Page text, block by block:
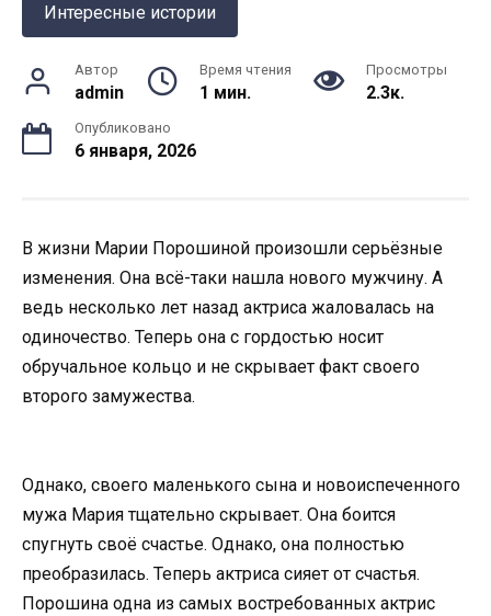
Интересные истории
Автор
admin
Время чтения
1 мин.
Просмотры
2.3к.
Опубликовано
6 января, 2026
В жизни Марии Порошиной произошли серьёзные
изменения. Она всё-таки нашла нового мужчину. А
ведь несколько лет назад актриса жаловалась на
одиночество. Теперь она с гордостью носит
обручальное кольцо и не скрывает факт своего
второго замужества.
Однако, своего маленького сына и новоиспеченного
мужа Мария тщательно скрывает. Она боится
спугнуть своё счастье. Однако, она полностью
преобразилась. Теперь актриса сияет от счастья.
Порошина одна из самых востребованных актрис